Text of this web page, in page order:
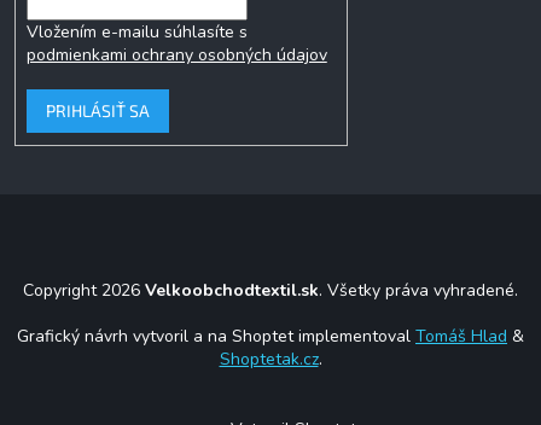
Vložením e-mailu súhlasíte s
podmienkami ochrany osobných údajov
PRIHLÁSIŤ SA
Copyright 2026 Velkoobchodtextil.sk. Všetky práva vyhradené.
Grafický návrh vytvoril a na Shoptet implementoval Tomáš Hlad &
Shoptetak.cz.